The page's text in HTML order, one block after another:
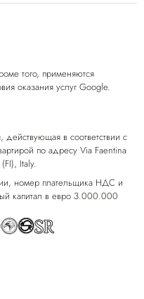
того, применяются
оказания услуг Google.
в соответствии с
по адресу Via Faentina
Italy.
номер плательщика НДС и
капитал в евро 3.000.000